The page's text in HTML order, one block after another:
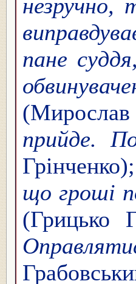
незручно,
пане
(Мирослав
прийде.
що гроші
(Грицько